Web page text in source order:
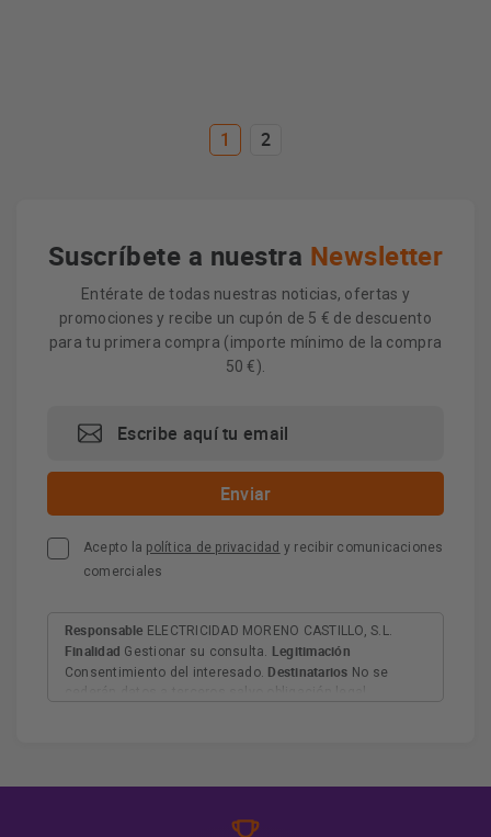
1 2
Suscríbete a nuestra Newsletter
Entérate de todas nuestras noticias, ofertas y
promociones y recibe un cupón de 5 € de descuento
para tu primera compra (importe mínimo de la compra
50 €).
Acepto la política de privacidad y recibir comunicaciones
comerciales
Responsable ELECTRICIDAD MORENO CASTILLO, S.L.
Finalidad Gestionar su consulta. Legitimación
Consentimiento del interesado. Destinatarios No se